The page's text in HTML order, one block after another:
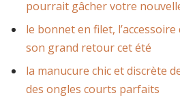
pourrait gâcher votre
le bonnet en filet,
son grand retour cet été
la manucure chic et discrète
des ongles courts parfaits